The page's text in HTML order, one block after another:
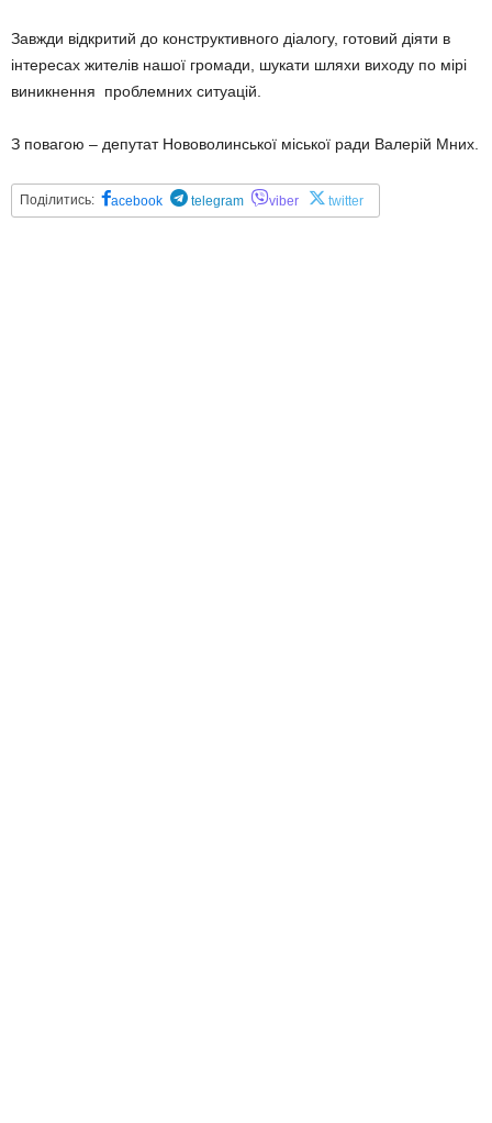
Завжди відкритий до конструктивного діалогу, готовий діяти в
інтересах жителів нашої громади, шукати шляхи виходу по мірі
виникнення проблемних ситуацій.
З повагою – депутат Нововолинської міської ради Валерій Мних.
Поділитись: acebook telegram viber twitter